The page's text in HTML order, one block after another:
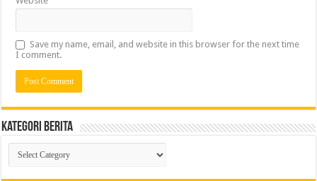
Save my name, email, and website in this browser for the next time
I comment.
Kategori Berita
Kategori
Berita